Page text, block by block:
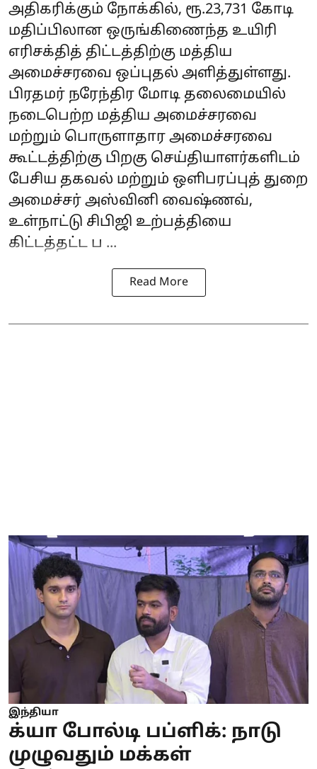
அதிகரிக்கும் நோக்கில், ரூ.23,731 கோடி
மதிப்பிலான ஒருங்கிணைந்த உயிரி
எரிசக்தித் திட்டத்திற்கு மத்திய
அமைச்சரவை ஒப்புதல் அளித்துள்ளது.
பிரதமர் நரேந்திர மோடி தலைமையில்
நடைபெற்ற மத்திய அமைச்சரவை
மற்றும் பொருளாதார அமைச்சரவை
கூட்டத்திற்கு பிறகு செய்தியாளர்களிடம்
பேசிய தகவல் மற்றும் ஒளிபரப்புத் துறை
அமைச்சர் அஸ்வினி வைஷ்ணவ்,
உள்நாட்டு சிபிஜி உற்பத்தியை
கிட்டத்தட்ட ப ...
Read More
இந்தியா
க்யா போல்டி பப்ளிக்: நாடு
முழுவதும் மக்கள்